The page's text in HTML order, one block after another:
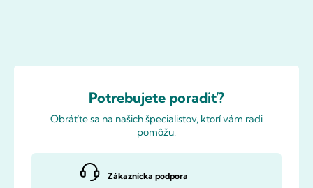
Potrebujete poradiť?
Obráťte sa na našich špecialistov, ktorí vám radi
pomôžu.
Zákaznícka podpora